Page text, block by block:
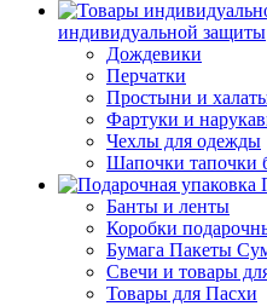
индивидуальной защиты
Дождевики
Перчатки
Простыни и
Фартуки и
Чехлы для одежды
Шапочки тапочки
Банты и ленты
Коробки
Бумага Пакеты
Свечи и товары
Товары для Пасхи